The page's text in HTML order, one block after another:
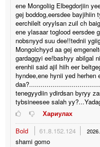
ene Mongoliig Elbegdorjiin
gej boddog,eersdee bayjihiin
eerchilelt oryylsan zuil ch
ene ylasaar toglood eersdee
nobsnyyd suu dee!!tednii
Mongolchyyd aa gej
gardaggyi ee!bashyy abilgal
erenhii said ajil hiih eer
hyndee,ene hynii yed
tenegyydiin ydirdsan byryy
tybsineesee salah
Хариулах
Bold
61.8.152.124
shami gomo